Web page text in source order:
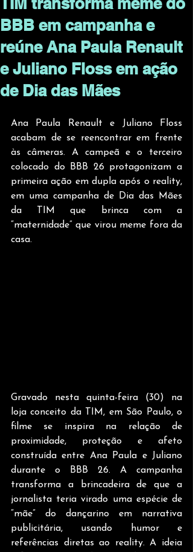
BBB em campanha e
reúne Ana Paula Renault
e Juliano Floss em ação
de Dia das Mães
Ana Paula Renault e Juliano Floss
acabam de se reencontrar em frente
às câmeras. A campeã e o terceiro
colocado do BBB 26 protagonizam a
primeira ação em dupla após o reality,
em uma campanha de Dia das Mães
da TIM que brinca com a
“maternidade” que virou meme fora da
casa.
Gravado nesta quinta-feira (30) na
loja conceito da TIM, em São Paulo, o
filme se inspira na relação de
proximidade, proteção e afeto
construída entre Ana Paula e Juliano
durante o BBB 26. A campanha
transforma a brincadeira de que a
jornalista teria virado uma espécie de
“mãe” do dançarino em narrativa
publicitária, usando humor e
referências diretas ao reality. A ideia